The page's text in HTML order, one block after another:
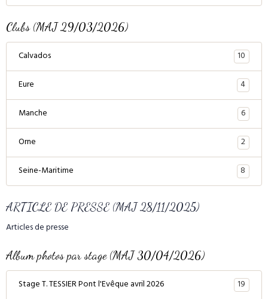
Clubs (MAJ 29/03/2026)
Calvados
10
Eure
4
Manche
6
Orne
2
Seine-Maritime
8
ARTICLE DE PRESSE (MAJ 28/11/2025)
Articles de presse
Album photos par stage (MAJ 30/04/2026)
Stage T. TESSIER Pont l'Evêque avril 2026 19